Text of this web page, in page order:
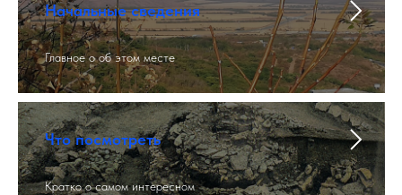
Начальные сведения
Главное о об этом месте
Что посмотреть
Кратко о самом интересном